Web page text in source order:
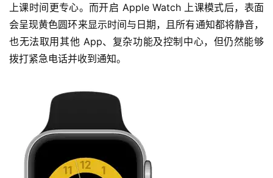
上课时间更专心。而开启 Apple Watch 上课模式后，表面
会呈现黄色圆环来显示时间与日期，且所有通知都将静音，
也无法取用其他 App、复杂功能及控制中心，但仍然能够
拨打紧急电话并收到通知。